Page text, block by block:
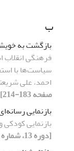
ب
بازگشت به
فرهنگی
سیاست‌ها با
احمد، علی
صفحه 183-214]
بازنمایی
بازنمایی
[دوره 13، شماره 46، 1396، صفحه 207-235]